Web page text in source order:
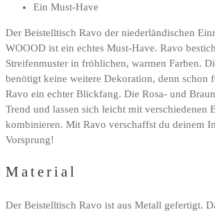
Ein Must-Have
Der Beistelltisch Ravo der niederländischen
WOOOD ist ein echtes Must-Have. Ravo
Streifenmuster in fröhlichen, warmen Farben.
benötigt keine weitere Dekoration, denn schon
Ravo ein echter Blickfang. Die Rosa- und
Trend und lassen sich leicht mit verschiedenen
kombinieren. Mit Ravo verschaffst du deinem
Vorsprung!
Material
Der Beistelltisch Ravo ist aus Metall gefertigt.